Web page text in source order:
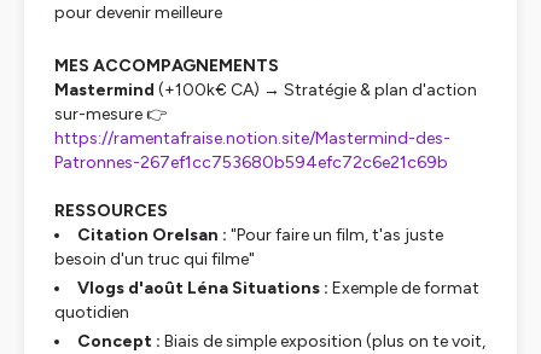
pour devenir meilleure
MES ACCOMPAGNEMENTS
Mastermind (+100k€ CA) → Stratégie & plan d'action
sur-mesure 👉
https://ramentafraise.notion.site/Mastermind-des-
Patronnes-267ef1cc753680b594efc72c6e21c69b
RESSOURCES
Citation Orelsan : "Pour faire un film, t'as juste
besoin d'un truc qui filme"
Vlogs d'août Léna Situations : Exemple de format
quotidien
Concept : Biais de simple exposition (plus on te voit,